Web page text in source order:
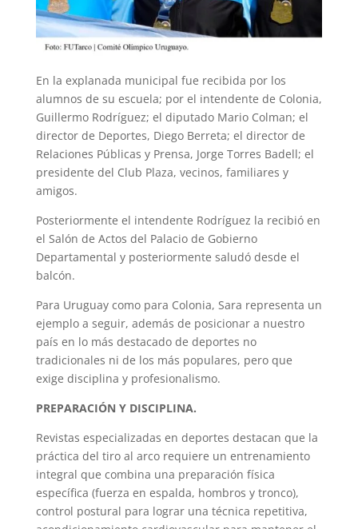
En la explanada municipal fue recibida por los
alumnos de su escuela; por el intendente de Colonia,
Guillermo Rodríguez; el diputado Mario Colman; el
director de Deportes, Diego Berreta; el director de
Relaciones Públicas y Prensa, Jorge Torres Badell; el
presidente del Club Plaza, vecinos, familiares y
amigos.
Posteriormente el intendente Rodríguez la recibió en
el Salón de Actos del Palacio de Gobierno
Departamental y posteriormente saludó desde el
balcón.
Para Uruguay como para Colonia, Sara representa un
ejemplo a seguir, además de posicionar a nuestro
país en lo más destacado de deportes no
tradicionales ni de los más populares, pero que
exige disciplina y profesionalismo.
PREPARACIÓN Y DISCIPLINA.
Revistas especializadas en deportes destacan que la
práctica del tiro al arco requiere un entrenamiento
integral que combina una preparación física
específica (fuerza en espalda, hombros y tronco),
control postural para lograr una técnica repetitiva,